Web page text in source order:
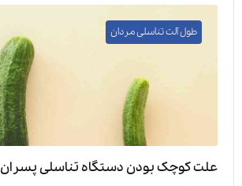
طول آلت تناسلی مردان
علت کوچک بودن دستگاه تناسلی پسران